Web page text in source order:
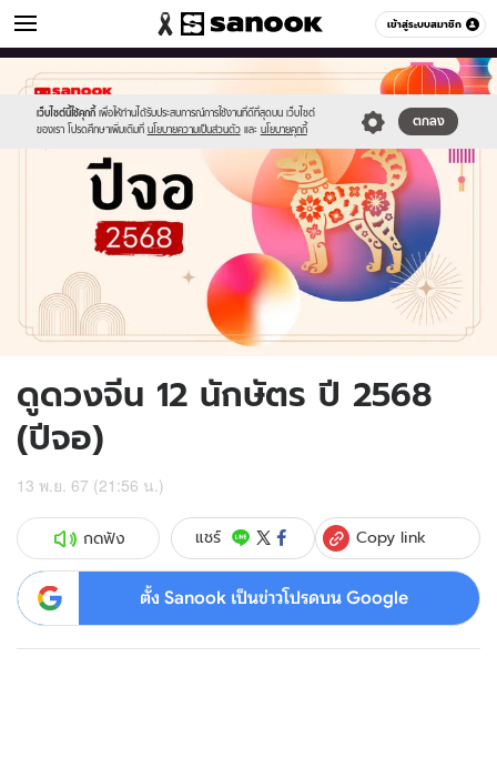
เข้าสู่ระบบสมาชิก
ดูดวง หมวดอื่นๆ
เว็บไซต์นี้ใช้คุกกี้ เพื่อให้ท่านได้รับประสบการณ์การใช้งานที่ดีที่สุดบน เว็บไซต์
ของเรา โปรดศึกษาเพิ่มเติมที่ นโยบายความเป็นส่วนตัว และ นโยบายคุกกี้
ตกลง
Sanook
//s.isanook.com/sr/0/images/logo-
new-
sanook.png
600
//s.isanook.com/ho/0/ud/58/292371/1200x720_horo-
11.jpg
ดูดวงจีน 12 นักษัตร ปี 2568
(ปีจอ)
13 พ.ย. 67 (21:56 น.)
กดฟัง แชร์ Copy link
ตั้ง Sanook เป็นข่าวโปรดบน Google